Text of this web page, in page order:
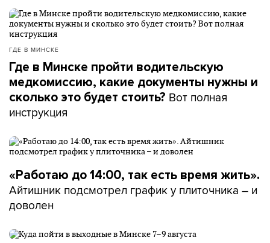
ГДЕ В МИНСКЕ
Где в Минске пройти водительскую
медкомиссию, какие документы нужны и
сколько это будет стоить? Вот полная
инструкция
«Работаю до 14:00, так есть время жить».
Айтишник подсмотрел график у плиточника – и
доволен